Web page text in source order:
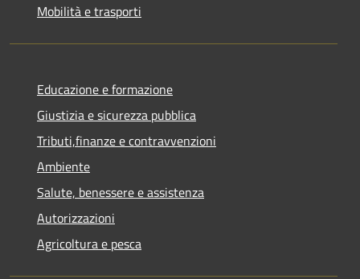
Mobilità e trasporti
Educazione e formazione
Giustizia e sicurezza pubblica
Tributi,finanze e contravvenzioni
Ambiente
Salute, benessere e assistenza
Autorizzazioni
Agricoltura e pesca